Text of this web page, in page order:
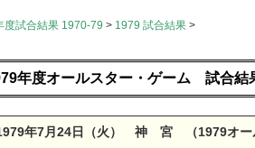
度試合結果 1970-79 > 1979 試合結果 >
年度オールスター・ゲーム 試合結
年7月24日（火） 神 宮 （1979オー